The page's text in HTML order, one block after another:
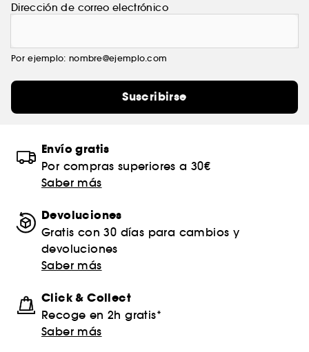
Dirección de correo electrónico
Por ejemplo: nombre@ejemplo.com
Suscribirse
Envío gratis
Por compras superiores a 30€
Saber más
Devoluciones
Gratis con 30 días para cambios y
devoluciones
Saber más
Click & Collect
Recoge en 2h gratis*
Saber más